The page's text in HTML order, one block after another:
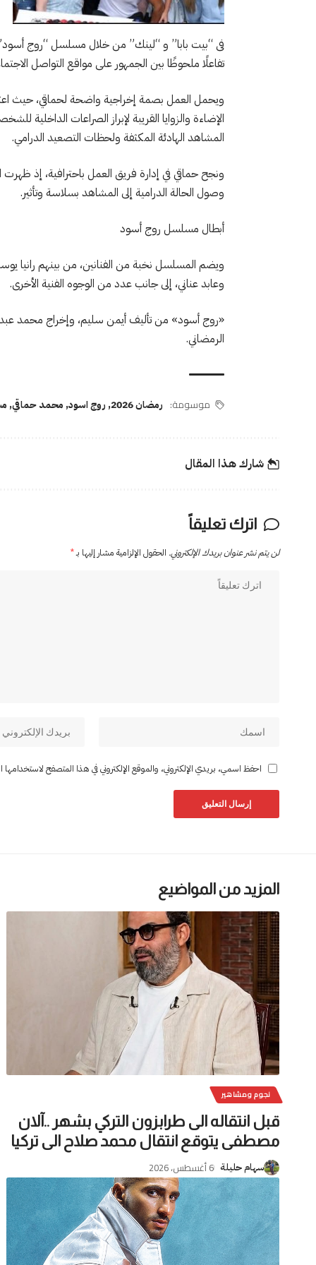
فى “بيت بابا” و “لينك” من خلال مسلسل “روج أسود”،
تفاعلًا ملحوظًا بين الجمهور على مواقع التواصل
ويحمل العمل بصمة إخراجية واضحة لحماقي، حيث
الإضاءة والزوايا القريبة لإبراز الصراعات
المشاهد الهادئة المكثفة ولحظات التصعيد الدرامي.
ونجح حماقي في إدارة فريق العمل باحترافية، إذ
وصول الحالة الدرامية إلى المشاهد بسلاسة وتأثير.
أبطال مسلسل روج أسود
ويضم المسلسل نخبة من الفنانين، من بينهم رانيا
وعابد عناني، إلى جانب عدد من الوجوه الفنية الأخرى.
الرمضاني.
موسومة: رمضان 2026 ,روج اسود,محمد حماقي,
شارك هذا المقال
اترك تعليقاً
لن يتم نشر عنوان بريدك الإلكتروني. الحقول الإلزامية مشار إليها بـ*
احفظ اسمي، بريدي الإلكتروني، والموقع الإلكتروني في هذا المتصفح لاستخدامها
المزيد من المواضيع
نجوم ومشاهير
قبل انتقاله الى طرابزون التركي بشهر ..آلان
مصطفى يتوقع انتقال محمد صلاح الى تركيا
سهام حليلة 6 أغسطس، 2026